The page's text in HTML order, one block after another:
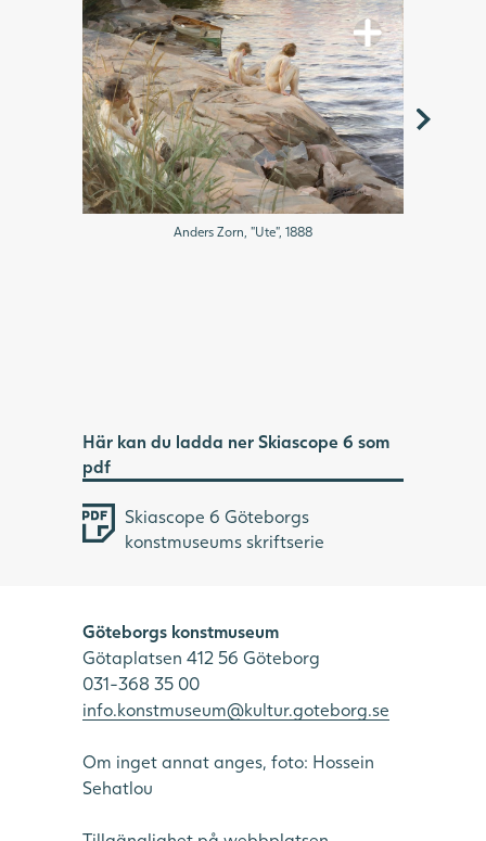
Anders Zorn, "Ute", 1888
Här kan du ladda ner Skiascope 6 som
pdf
Skiascope 6 Göteborgs
konstmuseums skriftserie
Göteborgs konstmuseum
Götaplatsen 412 56 Göteborg
031-368 35 00
info.konstmuseum@kultur.goteborg.se
Om inget annat anges, foto: Hossein
Sehatlou